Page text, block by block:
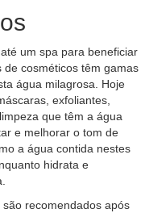
um spa para beneficiar
cosméticos têm gamas
água milagrosa. Hoje
exfoliantes,
que têm a água
e melhorar o tom de
a água contida nestes
hidrata e
recomendados após